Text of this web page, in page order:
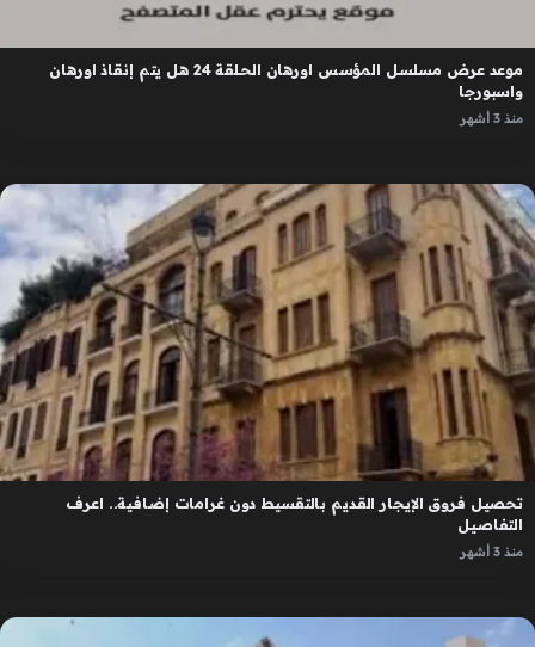
موعد عرض مسلسل المؤسس اورهان الحلقة 24 هل يتم إنقاذ اورهان
واسبورجا
منذ 3 أشهر
تحصيل فروق الإيجار القديم بالتقسيط دون غرامات إضافية.. اعرف
التفاصيل
منذ 3 أشهر